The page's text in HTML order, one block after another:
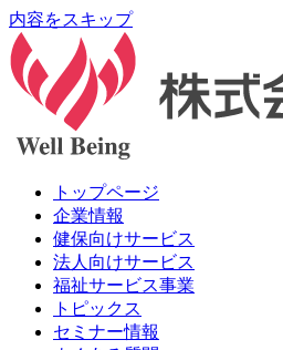
内容をスキップ
トップページ
企業情報
健保向けサービス
法人向けサービス
福祉サービス事業
トピックス
セミナー情報